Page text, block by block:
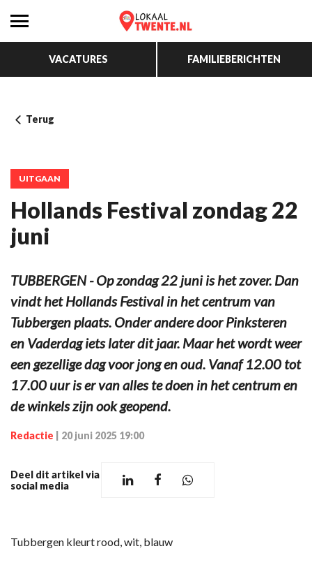
VACATURES FAMILIEBERICHTEN
Terug
UITGAAN
Hollands Festival zondag 22
juni
TUBBERGEN - Op zondag 22 juni is het zover. Dan
vindt het Hollands Festival in het centrum van
Tubbergen plaats. Onder andere door Pinksteren
en Vaderdag iets later dit jaar. Maar het wordt weer
een gezellige dag voor jong en oud. Vanaf 12.00 tot
17.00 uur is er van alles te doen in het centrum en
de winkels zijn ook geopend.
Redactie 20 juni 2025 19:00
Deel dit artikel via
social media
Tubbergen kleurt rood, wit, blauw